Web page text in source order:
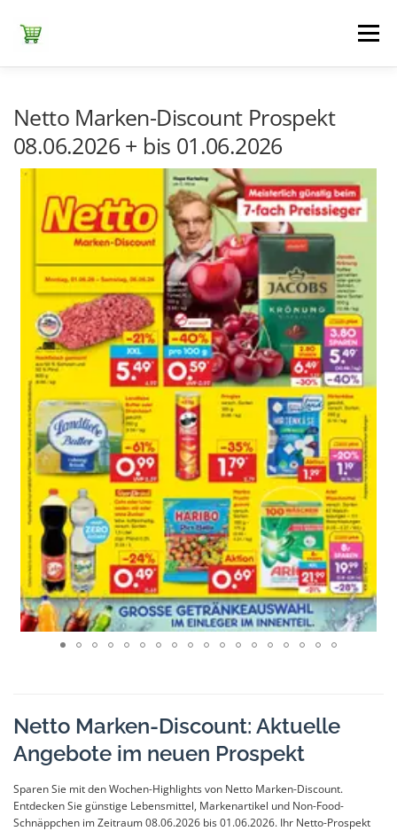
Inhalt
springen
Menü
LIDL NETTO DISCOUNT NORMA REWE
+ ALLE
Netto Marken-Discount Prospekt
08.06.2026 + bis 01.06.2026
Netto Marken-Discount: Aktuelle
Angebote im neuen Prospekt
Sparen Sie mit den Wochen-Highlights von Netto Marken-Discount.
Entdecken Sie günstige Lebensmittel, Markenartikel und Non-Food-
Schnäppchen im Zeitraum 08.06.2026 bis 01.06.2026. Ihr Netto-Prospekt